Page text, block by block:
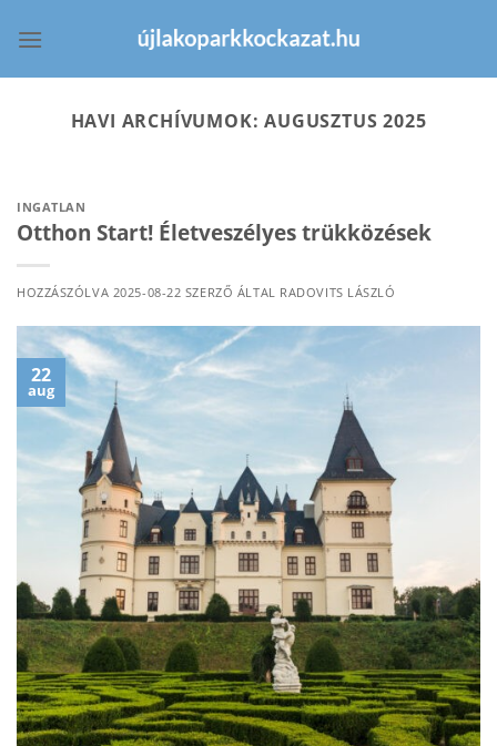
HAVI ARCHÍVUMOK:AUGUSZTUS 2025
INGATLAN
Otthon Start! Életveszélyes trükközések
HOZZÁSZÓLVA 2025-08-22 SZERZŐ ÁLTAL RADOVITS LÁSZLÓ
22
aug